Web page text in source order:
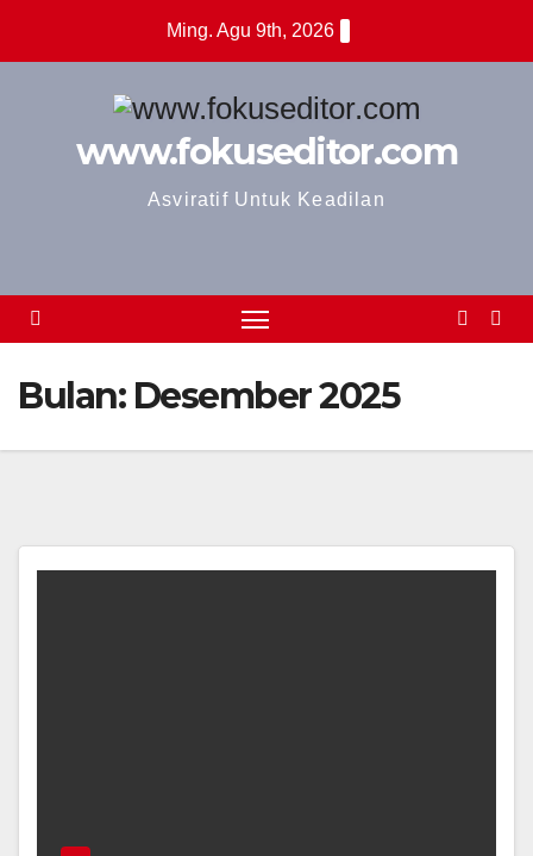
Ming. Agu 9th, 2026
www.fokuseditor.com
Asviratif Untuk Keadilan
Bulan: Desember 2025